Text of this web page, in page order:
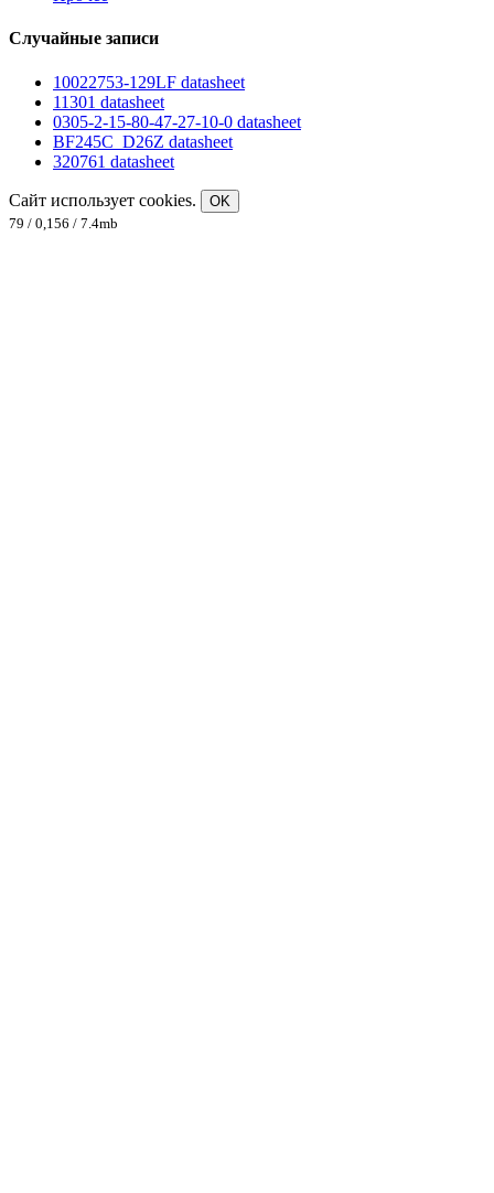
Случайные записи
10022753-129LF datasheet
11301 datasheet
0305-2-15-80-47-27-10-0 datasheet
BF245C_D26Z datasheet
320761 datasheet
Сайт использует cookies.
OK
79 / 0,156 / 7.4mb